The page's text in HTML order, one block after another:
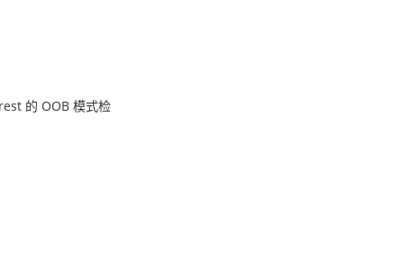
的 OOB 模式检